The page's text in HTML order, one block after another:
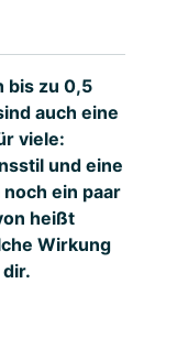
bis zu 0,5
auch eine
viele:
und eine
ein paar
heißt
Wirkung